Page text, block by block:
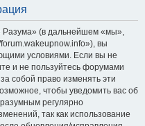
(в дальнейшем «мы»,
вы
условиями. Если вы не
и не пользуйтесь форумами
собой право изменять эти
чтобы уведомить вас об
регулярно
так как использование